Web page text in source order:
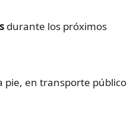
durante los próximos
pie, en transporte público